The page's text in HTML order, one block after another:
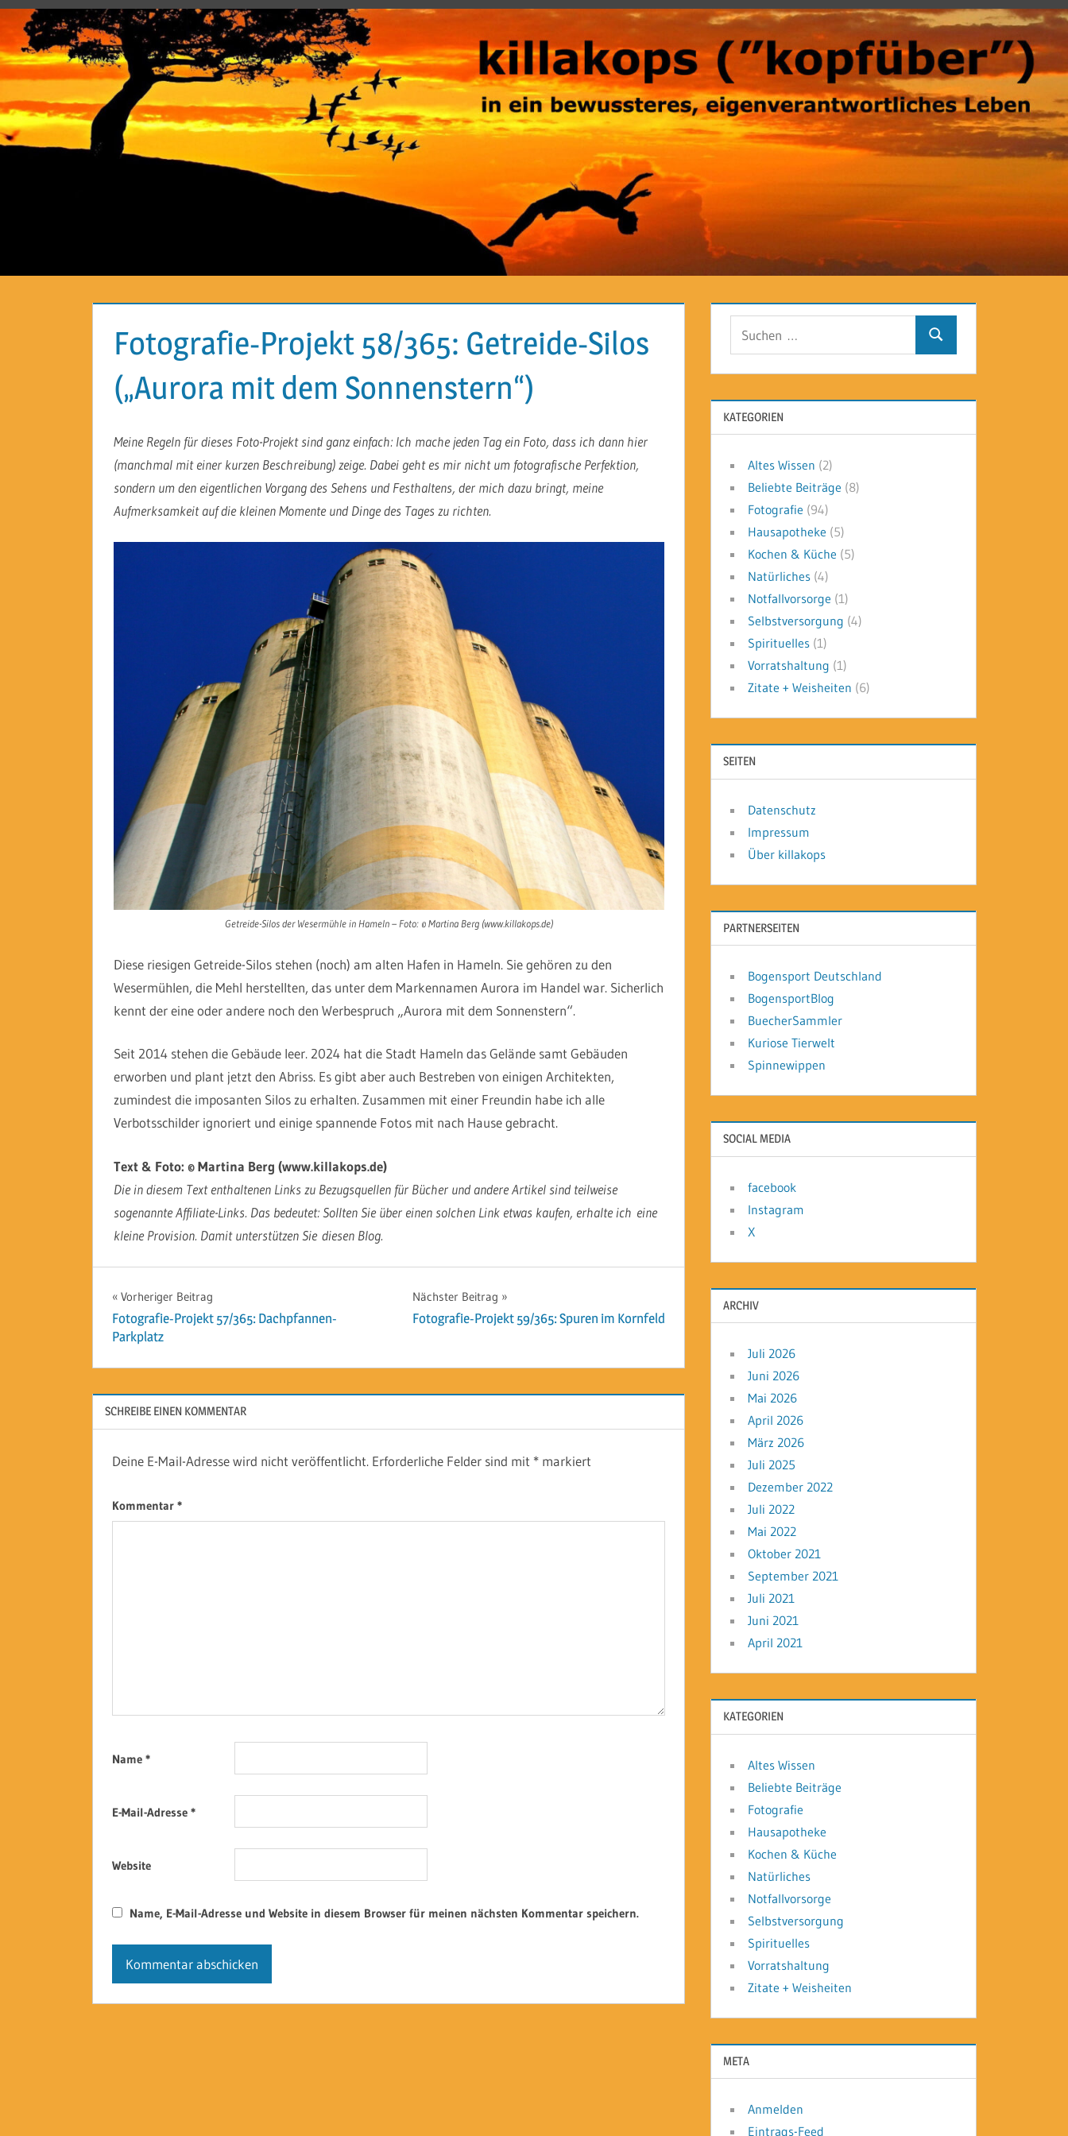
Fotografie-Projekt 58/365: Getreide-Silos
(„Aurora mit dem Sonnenstern“)
Meine Regeln für dieses Foto-Projekt sind ganz einfach: Ich mache jeden Tag ein Foto, dass ich dann hier
(manchmal mit einer kurzen Beschreibung) zeige. Dabei geht es mir nicht um fotografische Perfektion,
sondern um den eigentlichen Vorgang des Sehens und Festhaltens, der mich dazu bringt, meine
Aufmerksamkeit auf die kleinen Momente und Dinge des Tages zu richten.
Getreide-Silos der Wesermühle in Hameln – Foto: © Martina Berg (www.killakops.de)
Diese riesigen Getreide-Silos stehen (noch) am alten Hafen in Hameln. Sie gehören zu den
Wesermühlen, die Mehl herstellten, das unter dem Markennamen Aurora im Handel war. Sicherlich
kennt der eine oder andere noch den Werbespruch „Aurora mit dem Sonnenstern“.
Seit 2014 stehen die Gebäude leer. 2024 hat die Stadt Hameln das Gelände samt Gebäuden
erworben und plant jetzt den Abriss. Es gibt aber auch Bestreben von einigen Architekten,
zumindest die imposanten Silos zu erhalten. Zusammen mit einer Freundin habe ich alle
Verbotsschilder ignoriert und einige spannende Fotos mit nach Hause gebracht.
Text & Foto: © Martina Berg (www.killakops.de)
Die in diesem Text enthaltenen Links zu Bezugsquellen für Bücher und andere Artikel sind teilweise
sogenannte Affiliate-Links. Das bedeutet: Sollten Sie über einen solchen Link etwas kaufen, erhalte ich eine
kleine Provision. Damit unterstützen Sie diesen Blog.
Beitragsnavigation
Vorheriger Beitrag
Fotografie-Projekt 57/365: Dachpfannen-
Parkplatz
Nächster Beitrag
Fotografie-Projekt 59/365: Spuren im Kornfeld
SCHREIBE EINEN KOMMENTAR
Deine E-Mail-Adresse wird nicht veröffentlicht. Erforderliche Felder sind mit * markiert
Kommentar *
Name *
E-Mail-Adresse *
Website
Name, E-Mail-Adresse und Website in diesem Browser für meinen nächsten Kommentar speichern.
Suchen
KATEGORIEN
Altes Wissen (2)
Beliebte Beiträge (8)
Fotografie (94)
Hausapotheke (5)
Kochen & Küche (5)
Natürliches (4)
Notfallvorsorge (1)
Selbstversorgung (4)
Spirituelles (1)
Vorratshaltung (1)
Zitate + Weisheiten (6)
SEITEN
Datenschutz
Impressum
Über killakops
PARTNERSEITEN
Bogensport Deutschland
BogensportBlog
BuecherSammler
Kuriose Tierwelt
Spinnewippen
SOCIAL MEDIA
facebook
Instagram
X
ARCHIV
Juli 2026
Juni 2026
Mai 2026
April 2026
März 2026
Juli 2025
Dezember 2022
Juli 2022
Mai 2022
Oktober 2021
September 2021
Juli 2021
Juni 2021
April 2021
KATEGORIEN
Altes Wissen
Beliebte Beiträge
Fotografie
Hausapotheke
Kochen & Küche
Natürliches
Notfallvorsorge
Selbstversorgung
Spirituelles
Vorratshaltung
Zitate + Weisheiten
META
Anmelden
Eintrags-Feed